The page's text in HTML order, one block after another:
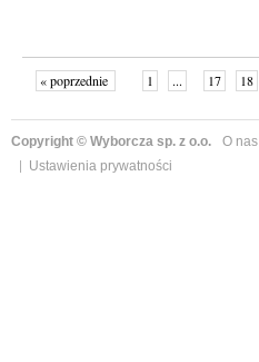
« poprzednie 1 ... 17 18
Copyright © Wyborcza sp. z o.o. O nas
Ustawienia prywatności